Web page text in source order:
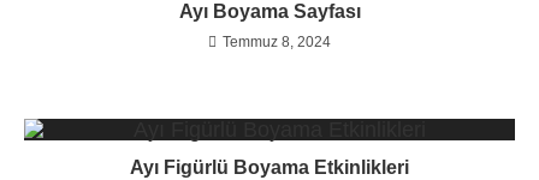
Ayı Boyama Sayfası
Temmuz 8, 2024
Ayı Figürlü Boyama Etkinlikleri